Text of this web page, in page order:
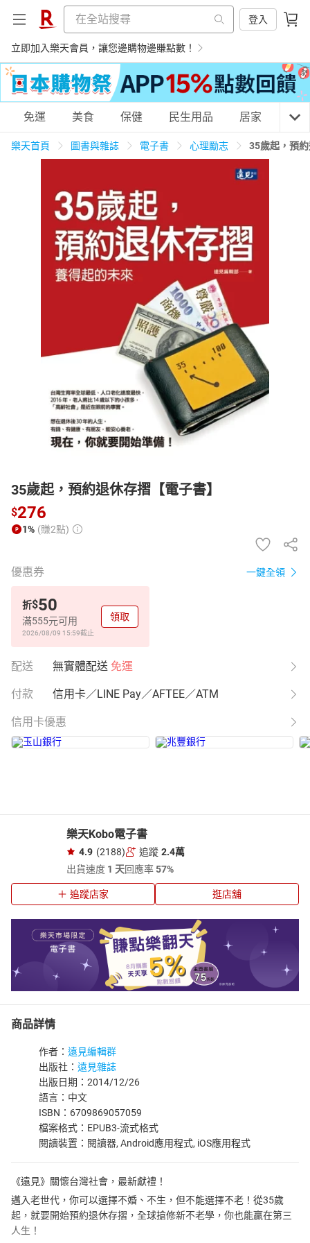
登入
立即加入樂天會員，讓您邊購物邊賺點數！
購物網分類
居家生活 3C家電 運動休閒 親子玩具
化妝保養
日本購物 電子/紙本書
免運 美食 保健 民生用品 居家 3C
樂天首頁 圖書與雜誌 電子書 心理勵志 35歲起，預
35歲起，預約退休存摺【電子書】
$276
1% (賺2點)
優惠券 一鍵全領
折$50
滿555元可用
2026/08/09 15:59截止
領取
配送 無實體配送 免運
付款 信用卡／LINE Pay／AFTEE／ATM
信用卡優惠
樂天Kobo電子書
4.9 (2188) 追蹤 2.4萬
出貨速度 1 天回應率57%
追蹤店家 逛店舖
商品詳情
作者： 遠見編輯群
出版社： 遠見雜誌
出版日期：2014/12/26
語言：中文
ISBN：6709869057059
檔案格式：EPUB3-流式格式
閱讀裝置：閱讀器, Android應用程式, iOS應用程式
《遠見》關懷台灣社會，最新獻禮！
邁入老世代，你可以選擇不婚、不生，但不能選擇不老！從35歲
起，就要開始預約退休存摺，全球搶修新不老學，你也能贏在第三
人生！